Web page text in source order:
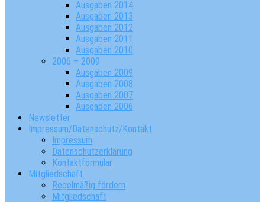
Ausgaben 2014
Ausgaben 2013
Ausgaben 2012
Ausgaben 2011
Ausgaben 2010
2006 – 2009
Ausgaben 2009
Ausgaben 2008
Ausgaben 2007
Ausgaben 2006
Newsletter
Impressum/Datenschutz/Kontakt
Impressum
Datenschutzerklärung
Kontaktformular
Mitgliedschaft
Regelmäßig fördern
Mitgliedschaft